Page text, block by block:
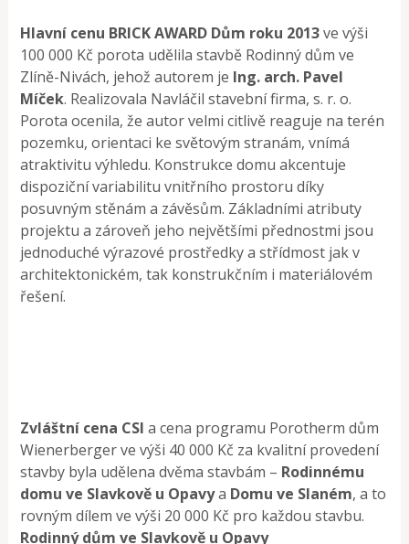
Hlavní cenu BRICK AWARD Dům roku 2013ve výši
100 000 Kč porota udělila stavbě Rodinný dům ve
Zlíně-Nivách, jehož autorem je Ing. arch. Pavel
Míček. Realizovala Navláčil stavební firma, s. r. o.
Porota ocenila, že autor velmi citlivě reaguje na terén
pozemku, orientaci ke světovým stranám, vnímá
atraktivitu výhledu. Konstrukce domu akcentuje
dispoziční variabilitu vnitřního prostoru díky
posuvným stěnám a závěsům. Základními atributy
projektu a zároveň jeho největšími přednostmi jsou
jednoduché výrazové prostředky a střídmost jak v
architektonickém, tak konstrukčním i materiálovém
řešení.
Zvláštní cena CSIa cena programu Porotherm dům
Wienerberger ve výši 40 000 Kč za kvalitní provedení
stavby byla udělena dvěma stavbám – Rodinnému
domu ve Slavkově u Opavya Domu ve Slaném, a to
rovným dílem ve výši 20 000 Kč pro každou stavbu.
Rodinný dům ve Slavkově u Opavy